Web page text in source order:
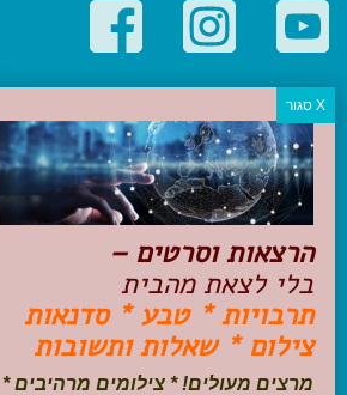
קטגוריות פופולריות
יעדים
טיולים בישראל
מלונות בוטיק בישראל
טיפים והמלצות
הכנות לנסיעה
טיולי ג'יפים
טיולים עם ילדים
שייט, הפלגות, קרוזים
הרצאות וסרטים –
בלי לצאת מהבית
תרבויות * טבע * סדנאות
צילום * שאלות ותשובות
מרצים מעולים! * צילומים מרהיבים *